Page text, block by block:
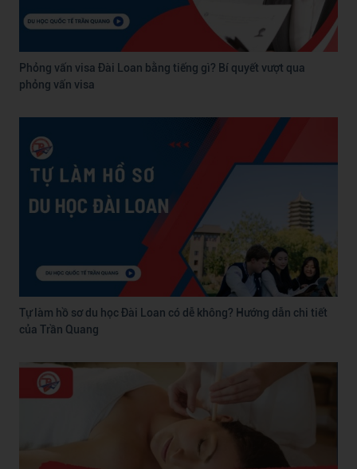
Phỏng vấn visa Đài Loan bằng tiếng gì? Bí quyết vượt qua
phỏng vấn visa
Tự làm hồ sơ du học Đài Loan có dễ không? Hướng dẫn chi tiết
của Trần Quang